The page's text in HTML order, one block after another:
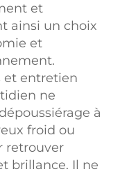
et
ainsi un choix
et
et entretien
ne
à
froid ou
retrouver
brillance. Il ne